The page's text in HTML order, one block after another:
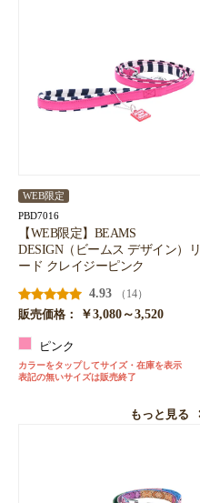
WEB限定
PBD7016
【WEB限定】BEAMS
DESIGN（ビームス デザイン）リ
ード クレイジーピンク
4.93
（14）
販売価格：
￥3,080～3,520
ピンク
カラーをタップしてサイズ・在庫を表示
表記の無いサイズは販売終了
もっと見る